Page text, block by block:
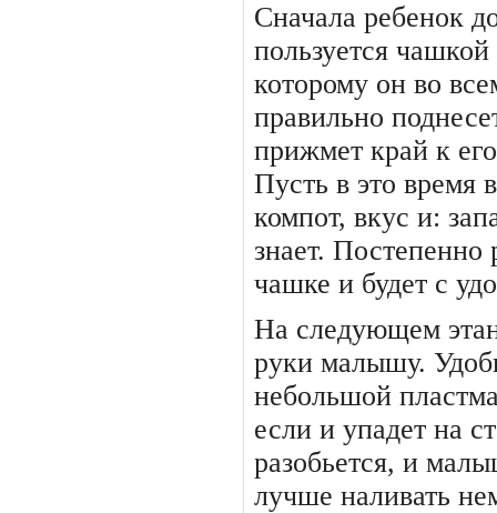
Сначала ребенок
пользуется
которому он во
правильно
прижмет край к
Пусть в это время
компот, вкус и:
знает. Постепенно
чашке и будет с
На следующем
руки малышу.
небольшой
если и упадет на
разобьется, и
луч­ше наливать